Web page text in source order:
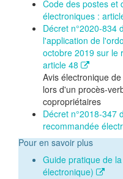
Code des postes et
électroniques :
Décret n°2020-834
l'application de
octobre 2019 sur le
article 48
Avis électronique
lors d'un procès-
copropriétaires
Décret n°2018-347
recommandée
Pour en savoir plus
Guide pratique de
électronique)